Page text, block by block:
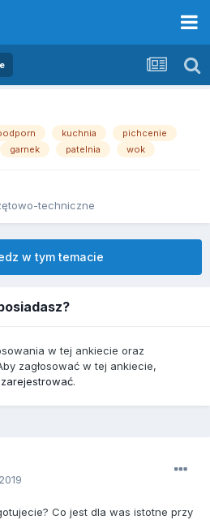
kuchnia
pichcenie
garnek patelnia wok
techniczne
w tym temacie
w tej ankiecie oraz
zagłosować w tej ankiecie,
zarejestrować.
Co jest dla was istotne przy